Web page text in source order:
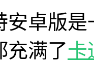
安卓版
充满了卡